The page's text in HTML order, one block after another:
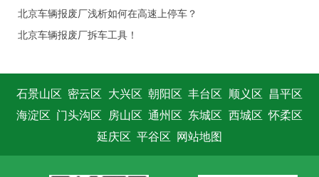
北京车辆报废厂浅析如何在高速上停车？
北京车辆报废厂拆车工具！
石景山区 密云区 大兴区 朝阳区 丰台区 顺义区 昌平区
海淀区 门头沟区 房山区 通州区 东城区 西城区 怀柔区
延庆区 平谷区 网站地图